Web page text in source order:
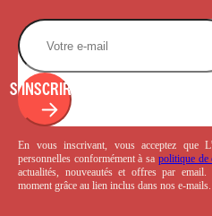
S'INSCRIRE
En vous inscrivant, vous acceptez que
personnelles conformément à sa politique de
actualités, nouveautés et offres par
moment grâce au lien inclus dans nos e-mails.